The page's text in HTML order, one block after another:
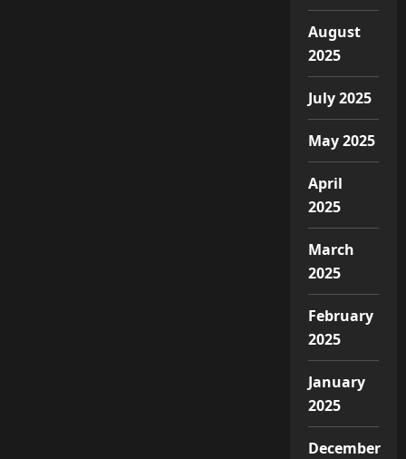
August
2025
July 2025
May 2025
April
2025
March
2025
February
2025
January
2025
December